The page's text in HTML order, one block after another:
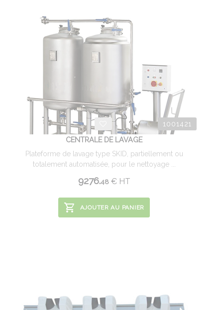
1001421
CENTRALE DE LAVAGE
Plateforme de lavage type SKID, partiellement ou
totalement automatisée, pour le nettoyage ...
9276.48 €HT
AJOUTER AU PANIER